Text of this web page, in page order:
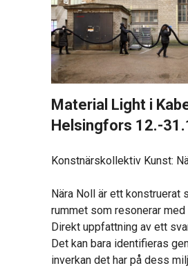
Material Light i
Helsingfors 12.-
Konstnärskollektiv Kunst:
Nära Noll är ett konstruerat
rummet som resonerar med
Direkt uppfattning av ett
Det kan bara identifieras
inverkan det har på dess